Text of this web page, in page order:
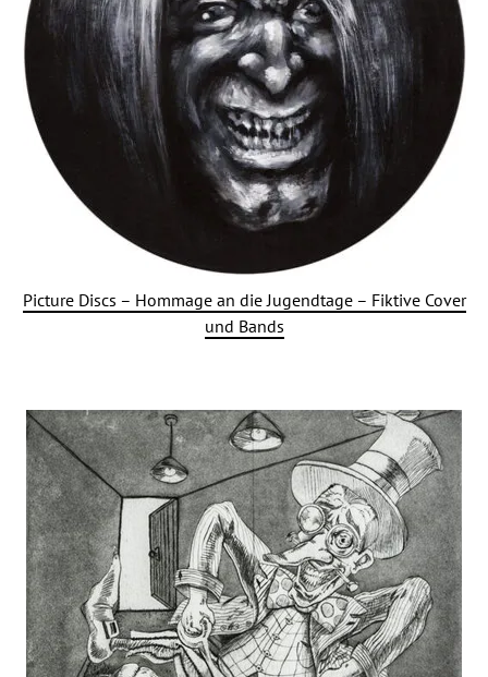
Picture Discs – Hommage an die Jugendtage – Fiktive Cover
und Bands